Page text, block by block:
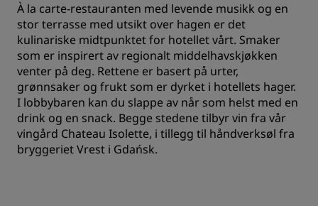
À la carte-restauranten med levende musikk og en
stor terrasse med utsikt over hagen er det
kulinariske midtpunktet for hotellet vårt. Smaker
som er inspirert av regionalt middelhavskjøkken
venter på deg. Rettene er basert på urter,
grønnsaker og frukt som er dyrket i hotellets hager.
I lobbybaren kan du slappe av når som helst med en
drink og en snack. Begge stedene tilbyr vin fra vår
vingård Chateau Isolette, i tillegg til håndverksøl fra
bryggeriet Vrest i Gdańsk.